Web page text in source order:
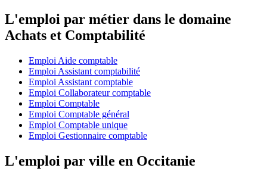
L'emploi par métier dans le domaine
Achats et Comptabilité
Emploi Aide comptable
Emploi Assistant comptabilité
Emploi Assistant comptable
Emploi Collaborateur comptable
Emploi Comptable
Emploi Comptable général
Emploi Comptable unique
Emploi Gestionnaire comptable
L'emploi par ville en Occitanie